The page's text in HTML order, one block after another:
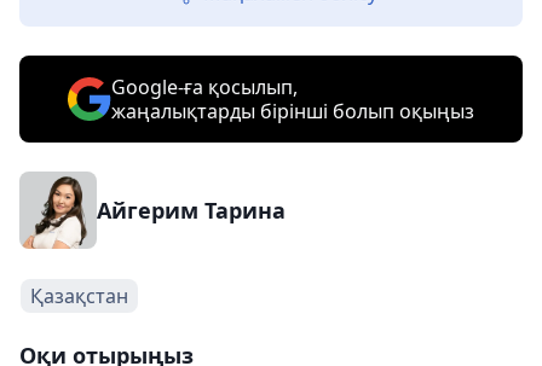
Google-ға қосылып,
жаңалықтарды бірінші болып оқыңыз
Айгерим Тарина
Қазақстан
Оқи отырыңыз